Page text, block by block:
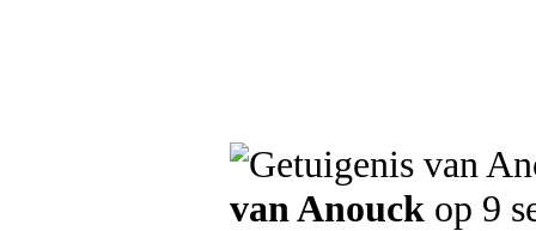
van Anouck op 9